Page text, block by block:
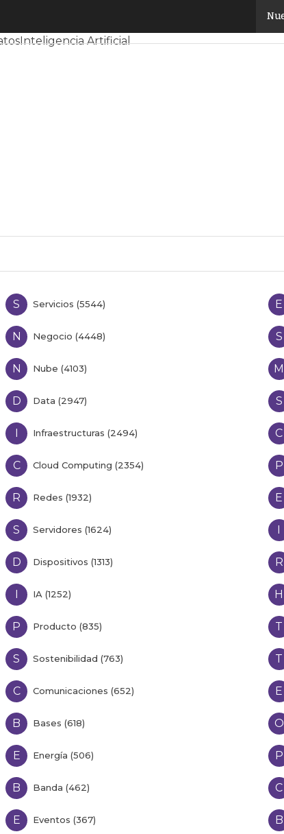
Inteligencia Artificial
S Servicios (5544) E
N Negocio (4448) S
N Nube (4103) M
D Data (2947) S
I Infraestructuras (2494) C
C Cloud Computing (2354) P
R Redes (1932) E
S Servidores (1624) I
D Dispositivos (1313) R
I IA (1252) H
P Producto (835) T
S Sostenibilidad (763) T
C Comunicaciones (652) E
B Bases (618) O
E Energía (506) P
B Banda (462) C
E Eventos (367) B